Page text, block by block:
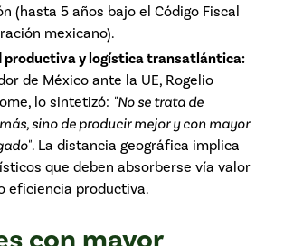
(hasta 5 años bajo el Código Fiscal
mexicano).
productiva y logística transatlántica:
de México ante la UE, Rogelio
lo sintetizó: "No se trata de
sino de producir mejor y con mayor
. La distancia geográfica implica
que deben absorberse vía valor
eficiencia productiva.